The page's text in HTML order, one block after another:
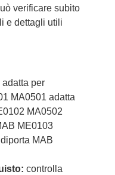
verificare subito
e dettagli utili
per
MA0501 adatta
MA0502
ME0103
MAB
controlla